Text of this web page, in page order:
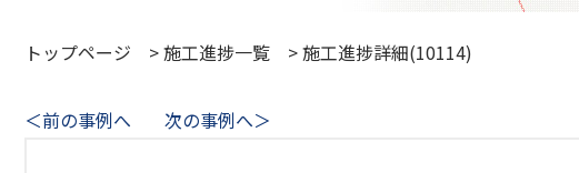
トップページ >施工進捗一覧 >施工進捗詳細(10114)
＜前の事例へ
次の事例へ＞